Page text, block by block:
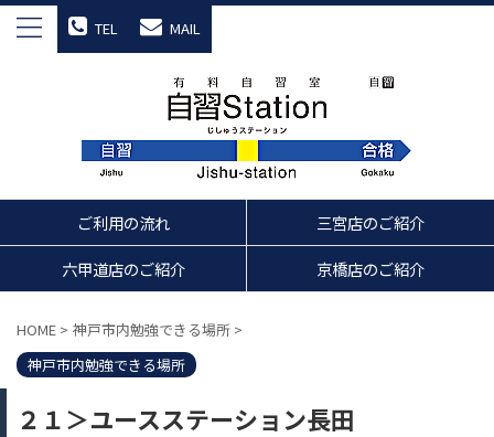
TEL MAIL
ご利用の流れ
三宮店のご紹介
六甲道店のご紹介
京橋店のご紹介
HOME > 神戸市内勉強できる場所 >
神戸市内勉強できる場所
２１＞ユースステーション長田